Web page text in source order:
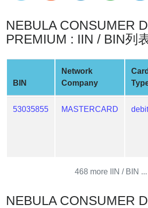
Validator
Credit
Random
Credit
Card
Credit
NEBULA CONSUMER
PREMIUM : IIN / BIN列
BIN
Network
Company
Card
53035855 MASTERCARD debit
468 more IIN / BIN ...
NEBULA CONSUMER